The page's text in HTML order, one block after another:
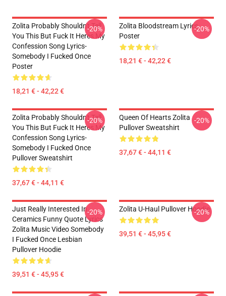
Zolita Probably Shouldn't Tell
You This But Fuck It Heres My
Confession Song Lyrics-
Somebody I Fucked Once
Poster
18,21 € - 42,22 €
-20%
Zolita Bloodstream Lyrics
Poster
18,21 € - 42,22 €
-20%
Zolita Probably Shouldn't Tell
You This But Fuck It Heres My
Confession Song Lyrics-
Somebody I Fucked Once
Pullover Sweatshirt
37,67 € - 44,11 €
-20%
Queen Of Hearts Zolita
Pullover Sweatshirt
37,67 € - 44,11 €
-20%
Just Really Interested In
Ceramics Funny Quote Lyrics
Zolita Music Video Somebody
I Fucked Once Lesbian
Pullover Hoodie
39,51 € - 45,95 €
-20% Zolita U-Haul Pullover Hoodie
39,51 € - 45,95 €
-20%